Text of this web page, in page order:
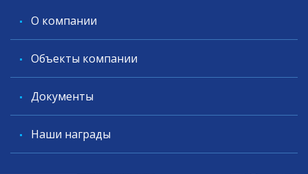
O компании
Объекты компании
Документы
Наши награды